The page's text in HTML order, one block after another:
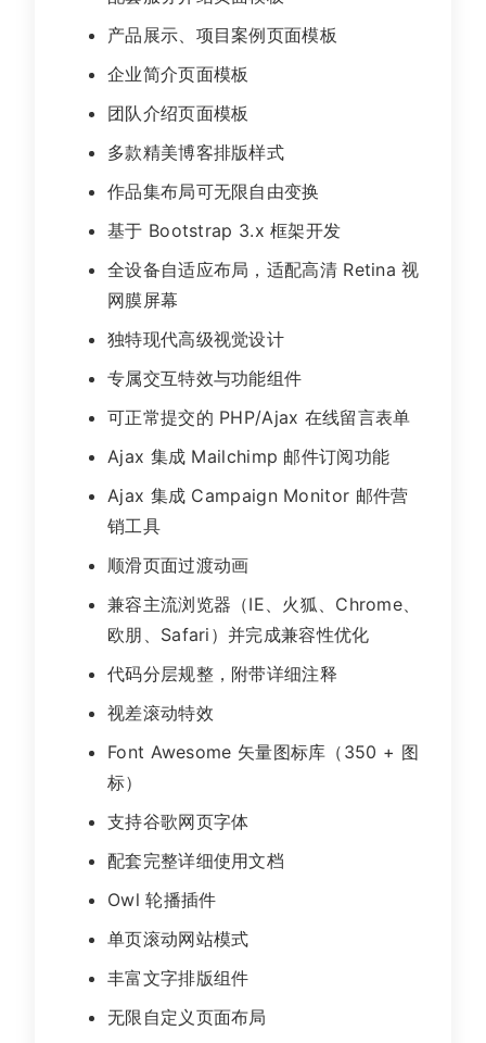
产品展示、项目案例页面模板
企业简介页面模板
团队介绍页面模板
多款精美博客排版样式
作品集布局可无限自由变换
基于 Bootstrap 3.x 框架开发
全设备自适应布局，适配高清 Retina 视
网膜屏幕
独特现代高级视觉设计
专属交互特效与功能组件
可正常提交的 PHP/Ajax 在线留言表单
Ajax 集成 Mailchimp 邮件订阅功能
Ajax 集成 Campaign Monitor 邮件营
销工具
顺滑页面过渡动画
兼容主流浏览器（IE、火狐、Chrome、
欧朋、Safari）并完成兼容性优化
代码分层规整，附带详细注释
视差滚动特效
Font Awesome 矢量图标库（350 + 图
标）
支持谷歌网页字体
配套完整详细使用文档
Owl 轮播插件
单页滚动网站模式
丰富文字排版组件
无限自定义页面布局